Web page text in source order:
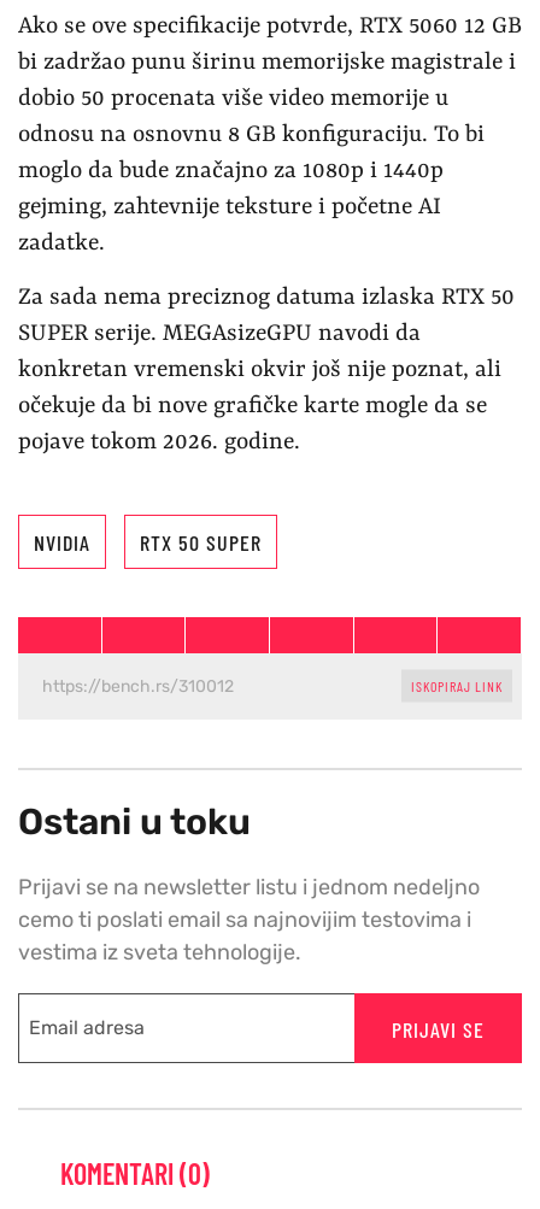
Ako se ove specifikacije potvrde, RTX 5060 12 GB
bi zadržao punu širinu memorijske magistrale i
dobio 50 procenata više video memorije u
odnosu na osnovnu 8 GB konfiguraciju. To bi
moglo da bude značajno za 1080p i 1440p
gejming, zahtevnije teksture i početne AI
zadatke.
Za sada nema preciznog datuma izlaska RTX 50
SUPER serije. MEGAsizeGPU navodi da
konkretan vremenski okvir još nije poznat, ali
očekuje da bi nove grafičke karte mogle da se
pojave tokom 2026. godine.
NVIDIA RTX 50 SUPER
ISKOPIRAJ LINK
Ostani u toku
Prijavi se na newsletter listu i jednom nedeljno
cemo ti poslati email sa najnovijim testovima i
vestima iz sveta tehnologije.
PRIJAVI SE
KOMENTARI (0)